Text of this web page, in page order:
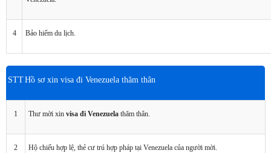
4 Bảo hiểm du lịch.
STTHồ sơ xin visa đi Venezuela thăm thân
1 Thư mời xin visa đi Venezuela thăm thân.
2 Hộ chiếu hợp lệ, thẻ cư trú hợp pháp tại Venezuela của người mời.